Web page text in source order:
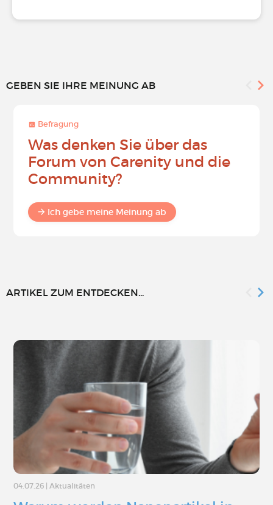
GEBEN SIE IHRE MEINUNG AB
Befragung
Was denken Sie über das
Forum von Carenity und die
Community?
Ich gebe meine Meinung ab
ARTIKEL ZUM ENTDECKEN...
04.07.26 Aktualitäten